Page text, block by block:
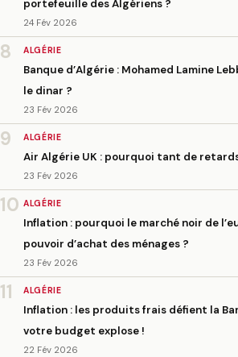
portefeuille des Algériens ?
24 Fév 2026
8 ALGÉRIE
Banque d’Algérie : Mohamed Lamine
le dinar ?
23 Fév 2026
9 ALGÉRIE
Air Algérie UK : pourquoi tant de
23 Fév 2026
10 ALGÉRIE
Inflation : pourquoi le marché noir de
pouvoir d’achat des ménages ?
23 Fév 2026
11 ALGÉRIE
Inflation : les produits frais défient la
votre budget explose !
22 Fév 2026